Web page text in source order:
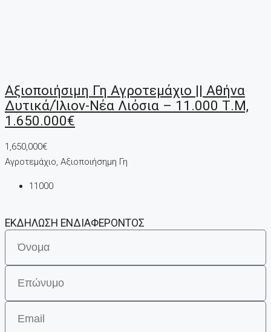
Αξιοποιήσιμη Γη Αγροτεμάχιο || Αθήνα
Δυτικά/Ίλιον-Νέα Λιόσια – 11.000 Τ.μ,
1.650.000€
1,650,000€
Αγροτεμάχιο, Αξιοποιήσημη Γη
11000
ΕΚΔΗΛΩΣΗ ΕΝΔΙΑΦΕΡΟΝΤΟΣ